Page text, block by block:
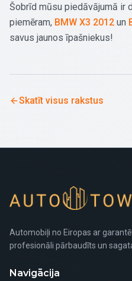
Šobrīd mūsu piedāvājumā ir
piemēram, BMW X3 2012 un
savus jaunos īpašniekus!
Skatīt visus rakstus
Automobiļi no Eiropas ar
profesionāli pārbaudīts un
Navigācija